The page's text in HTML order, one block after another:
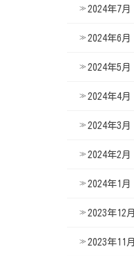
2024年7月
2024年6月
2024年5月
2024年4月
2024年3月
2024年2月
2024年1月
2023年12月
2023年11月